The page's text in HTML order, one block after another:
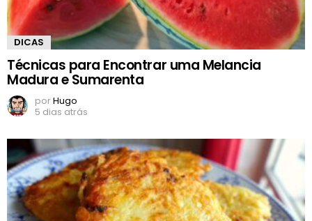
DICAS
Técnicas para Encontrar uma Melancia
Madura e Sumarenta
porHugo
5 dias atrás